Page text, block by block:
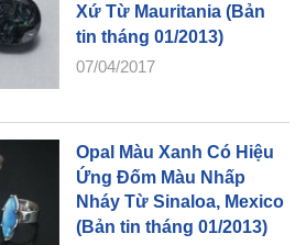
Xứ Từ Mauritania (Bản
tin tháng 01/2013)
07/04/2017
Opal Màu Xanh Có Hiệu
Ứng Đốm Màu Nhấp
Nháy Từ Sinaloa, Mexico
(Bản tin tháng 01/2013)